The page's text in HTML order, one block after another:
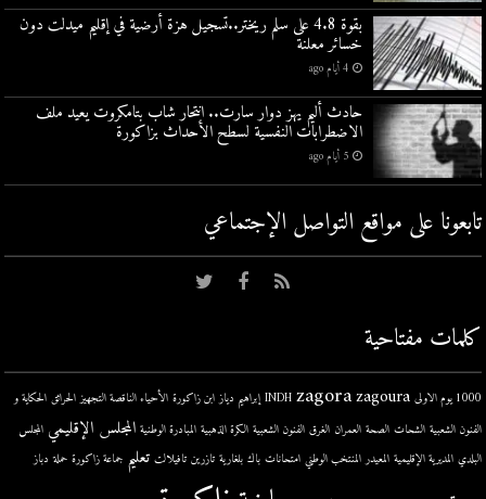
بقوة 4.8 على سلم ريختر..تسجيل هزة أرضية في إقليم ميدلت دون
خسائر معلنة
4 أيام ago
حادث أليم يهز دوار سارت.. انتحار شاب بتامكروت يعيد ملف
الاضطرابات النفسية لسطح الأحداث بزاكورة
5 أيام ago
تابعونا على مواقع التواصل اﻹجتماعي
كلمات مفتاحية
1000 يوم الاولى INDH zagora zagoura إبراهيم دياز ابن زاكورة الأحياء الناقصة التجهيز الحرائق الحكاية و
الفنون الشعبية الشحات الصحة العمران الغرق الفنون الشعبية الكرة الذهبية المبادرة الوطنية المجلس الإقليمي المجلس
البلدي المديرية الإقليمية المعيدر المنتخب الوطني امتحانات باك بلغارية تازرين تافيلالت تعليم جماعة زاكورة حملة دباز